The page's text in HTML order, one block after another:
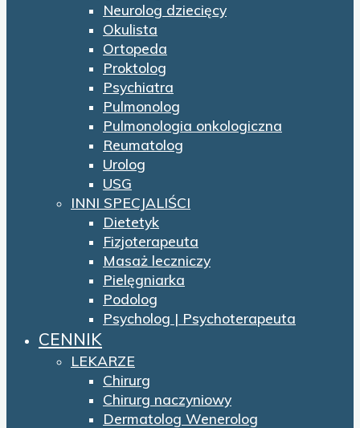
Neurolog dziecięcy
Okulista
Ortopeda
Proktolog
Psychiatra
Pulmonolog
Pulmonologia onkologiczna
Reumatolog
Urolog
USG
INNI SPECJALIŚCI
Dietetyk
Fizjoterapeuta
Masaż leczniczy
Pielęgniarka
Podolog
Psycholog | Psychoterapeuta
CENNIK
LEKARZE
Chirurg
Chirurg naczyniowy
Dermatolog Wenerolog